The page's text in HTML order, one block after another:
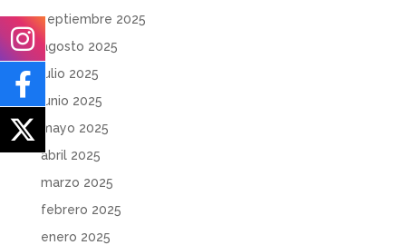
septiembre 2025
agosto 2025
julio 2025
junio 2025
mayo 2025
abril 2025
marzo 2025
febrero 2025
enero 2025